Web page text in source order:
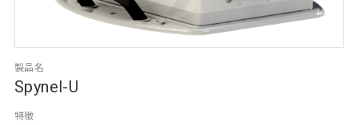
製品名
Spynel-U
特徴